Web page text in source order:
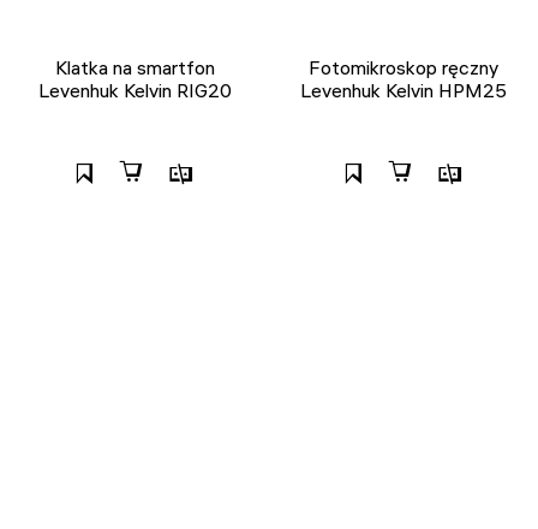
Klatka na smartfon
Levenhuk Kelvin RIG20
Fotomikroskop ręczny
Levenhuk Kelvin HPM25